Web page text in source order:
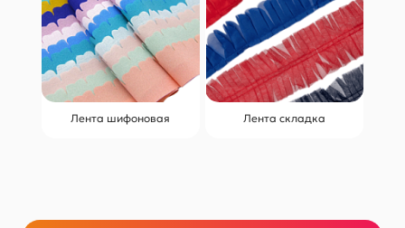
Лента шифоновая Лента складка